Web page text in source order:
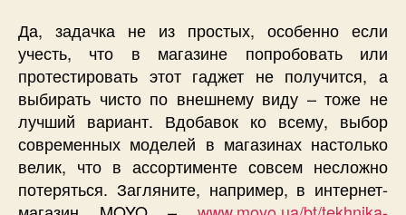
Да, задачка не из простых, особенно если
учесть, что в магазине попробовать или
протестировать этот гаджет не получится, а
выбирать чисто по внешнему виду – тоже не
лучший вариант. Вдобавок ко всему, выбор
современных моделей в магазинах настолько
велик, что в ассортименте совсем несложно
потеряться. Загляните, например, в интернет-